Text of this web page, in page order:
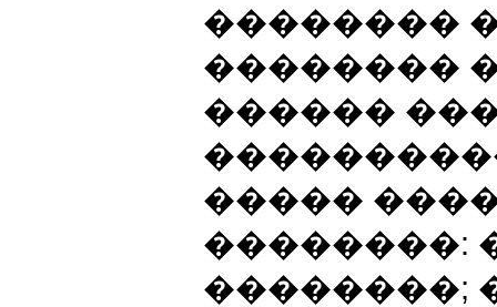
��������
��������
������
�����
��������:
��������;